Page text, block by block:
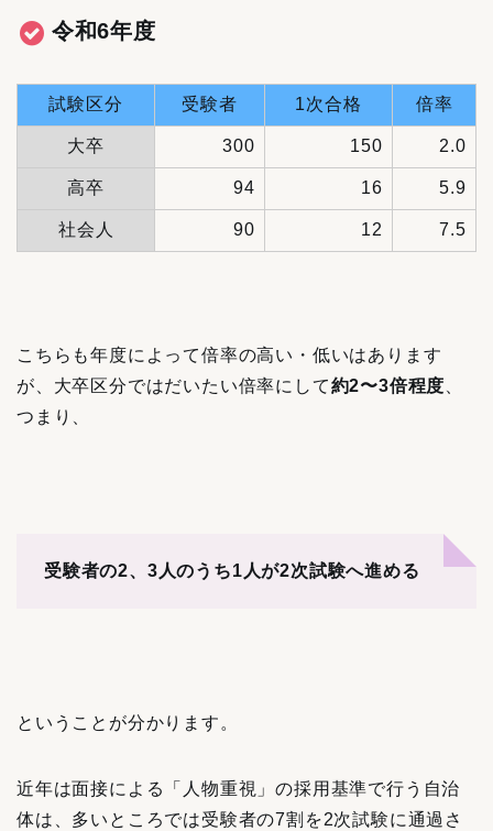
令和6年度
試験区分 受験者 1次合格 倍率
大卒 300 150 2.0
高卒 94 16 5.9
社会人 90 12 7.5
こちらも年度によって倍率の高い・低いはあります
が、大卒区分ではだいたい倍率にして約2〜3倍程度、
つまり、
受験者の2、3人のうち1人が2次試験へ進める
ということが分かります。
近年は面接による「人物重視」の採用基準で行う自治
体は、多いところでは受験者の7割を2次試験に通過さ